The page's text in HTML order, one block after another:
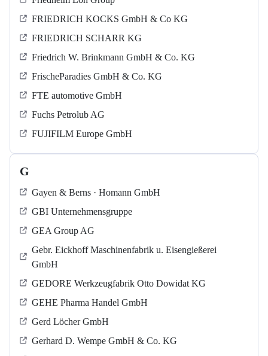
FRIEDRICH KOCKS GmbH & Co KG
FRIEDRICH SCHARR KG
Friedrich W. Brinkmann GmbH & Co. KG
FrischeParadies GmbH & Co. KG
FTE automotive GmbH
Fuchs Petrolub AG
FUJIFILM Europe GmbH
G
Gayen & Berns · Homann GmbH
GBI Unternehmensgruppe
GEA Group AG
Gebr. Eickhoff Maschinenfabrik u. Eisengießerei
GmbH
GEDORE Werkzeugfabrik Otto Dowidat KG
GEHE Pharma Handel GmbH
Gerd Löcher GmbH
Gerhard D. Wempe GmbH & Co. KG